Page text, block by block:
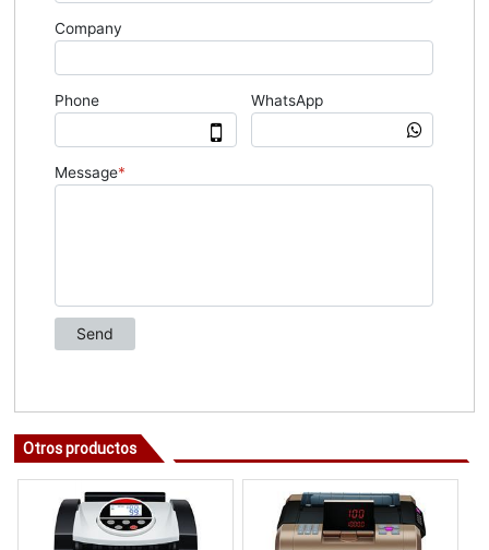
Otros productos